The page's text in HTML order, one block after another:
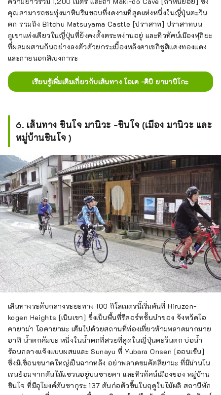
คุณสามารถชมทุ่งนาหินริมขอบที่งดงามที่สุดแห่งหนึ่งในญี่ปุ่นตะวัน
ตก รวมถึง Bitchu Matsuyama Castle [ปราสาท] ปราสาทบน
ภูเขาแห่งเดียวในญี่ปุ่นที่ยังคงตั้งตระหง่านอยู่ และทิวทัศน์เมืองฟุกิยะ
ที่ผสมผสานกันอย่างลงตัวด้วยกระเบื้องหลังคาเซกิชูสีแดงทองแดง
และภายนอกสีเบงการะ
เรียนรู้เพิ่มเติมเกี่ยวกับเส้นทาง โอเค -คิบิ ยามาบิโกะ
6. เส้นทาง ชินโจ มานิวะ -ชินโจ (เมือง มานิวะ และ
หมู่บ้านชินโจ )
เส้นทางระดับกลางระยะทาง 100 กิโลเมตรนี้เริ่มต้นที่ Hiruzen-
kogen Heights [เนินเขา] ซึ่งเป็นพื้นที่รีสอร์ทชั้นนำของ จังหวัดโอ
คายาม่า โอคายามะ เต็มไปด้วยสถานที่ท่องเที่ยวห้ามพลาดมากมาย
อาทิ น้ำตกคัมบะ หนึ่งในน้ำตกที่สวยที่สุดในญี่ปุ่นตะวันตก บ่อน้ำ
ร้อนกลางแจ้งแบบผสมและ Sunayu ที่ Yubara Onsen [ออนเซ็น]
ซึ่งมีเขื่อนขนาดใหญ่เป็นฉากหลัง อย่าพลาดชมคัตสึยามะ ที่มีม่านโน
เรนย้อมจากต้นไม้แขวนอยู่บนชายคา และทิวทัศน์เมืองของ หมู่บ้าน
ชินโจ ที่มีอุโมงค์ต้นซากุระ 137 ต้นก่อตัวขึ้นในฤดูใบไม้ผลิ สถานีพัก